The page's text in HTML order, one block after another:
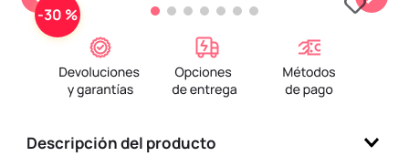
-30 %
Descripción del producto
6.
disney
termos
toy story
10. one piece